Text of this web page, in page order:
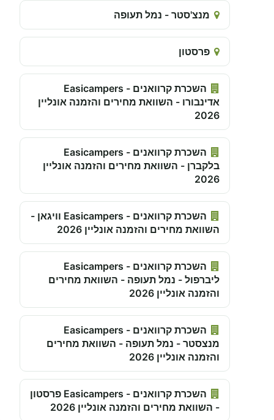
מנצ'סטר - נמל תעופה
פרסטון
השכרת קרוואנים - Easicampers
אדינבורו - השוואת מחירים והזמנה אונליין
2026
השכרת קרוואנים - Easicampers
בלקברן - השוואת מחירים והזמנה אונליין
2026
השכרת קרוואנים - Easicampers וויגאן -
השוואת מחירים והזמנה אונליין 2026
השכרת קרוואנים - Easicampers
ליברפול - נמל תעופה - השוואת מחירים
והזמנה אונליין 2026
השכרת קרוואנים - Easicampers
מנצסטר - נמל תעופה - השוואת מחירים
והזמנה אונליין 2026
השכרת קרוואנים - Easicampers פרסטון
- השוואת מחירים והזמנה אונליין 2026